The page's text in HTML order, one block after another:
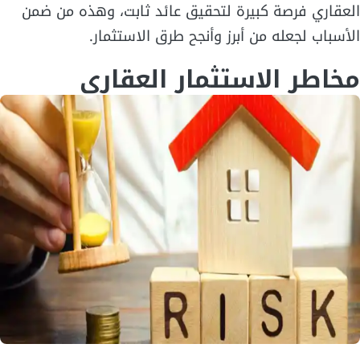
العقاري فرصة كبيرة لتحقيق عائد ثابت، وهذه من ضمن
الأسباب لجعله من أبرز وأنجح طرق الاستثمار.
مخاطر الاستثمار العقاري